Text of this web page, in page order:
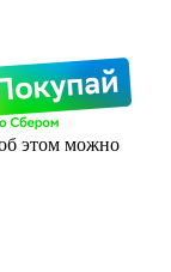
этом можно